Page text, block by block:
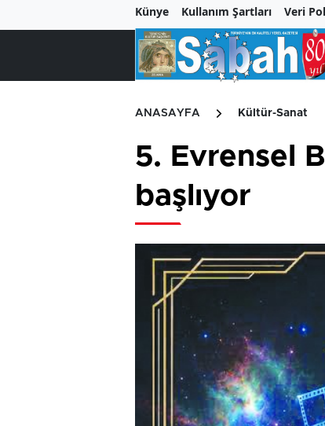
Künye Kullanım Şartları Veri
ANASAYFA Kültür-Sanat
5. Evrensel
başlıyor